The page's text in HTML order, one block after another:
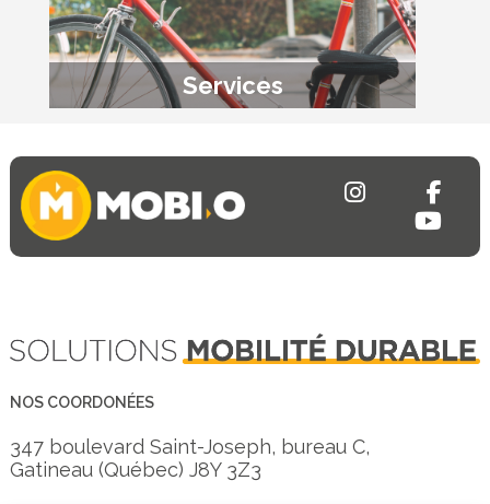
Services
NOS COORDONÉES
347 boulevard Saint-Joseph, bureau C,
Gatineau (Québec) J8Y 3Z3